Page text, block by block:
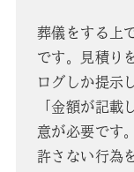
葬儀をする上
です。見積り
ログしか提示
「金額が記載
意が必要です
許さない行為